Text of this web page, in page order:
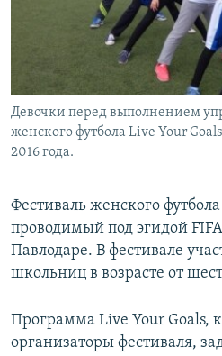
Девочки перед выполнением
женского футбола Live Your
2016 года.
Фестиваль женского
проводимый под эгидой
Павлодаре. В фестивале
школьниц в возрасте от
Программа Live Your Goals,
организаторы фестиваля,